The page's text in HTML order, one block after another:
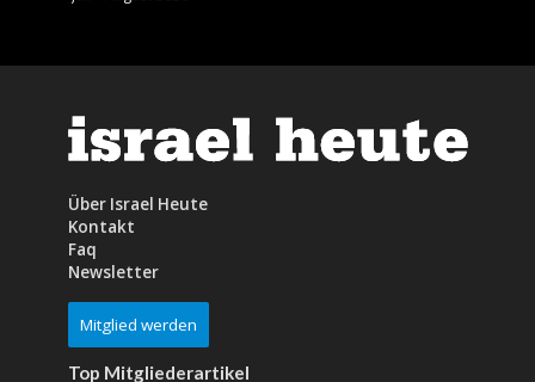
Über Israel Heute
Kontakt
Faq
Newsletter
Mitglied werden
Top Mitgliederartikel